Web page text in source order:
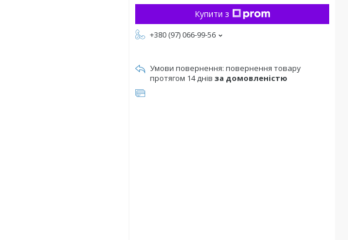
Купити з
+380 (97) 066-99-56
повернення товару
протягом 14 днів за домовленістю